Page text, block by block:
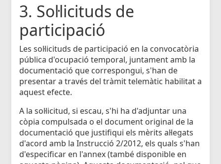
3. Sol·licituds de
participació
Les sol·licituds de participació en la convocatòria
pública d'ocupació temporal, juntament amb la
documentació que correspongui, s'han de
presentar a través del tràmit telemàtic habilitat a
aquest efecte.
A la sol·licitud, si escau, s'hi ha d'adjuntar una
còpia compulsada o el document original de la
documentació que justifiqui els mèrits al·legats
d'acord amb la Instrucció 2/2012, els quals s'han
d'especificar en l'annex (també disponible en